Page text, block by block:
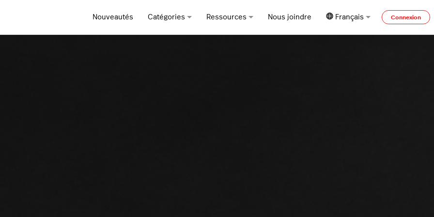
Nouveautés Catégories Ressources Nous joindre Français Connexion